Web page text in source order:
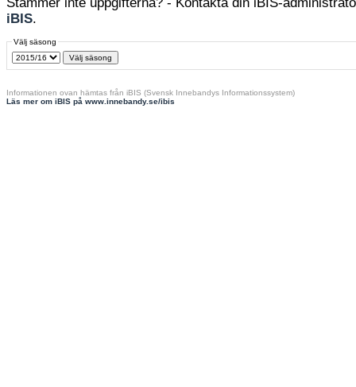
iBIS.
Välj säsong
Informationen ovan hämtas från iBIS (Svensk Innebandys Informationssystem)
Läs mer om iBIS på www.innebandy.se/ibis